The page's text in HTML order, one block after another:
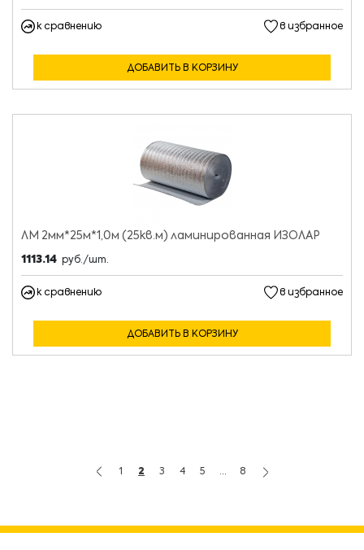
к сравнению в избранное
ДОБАВИТЬ В КОРЗИНУ
ЛМ 2мм*25м*1,0м (25кв.м) ламинированная ИЗОЛАР
1113.14 руб./шт.
к сравнению в избранное
ДОБАВИТЬ В КОРЗИНУ
1 2 3 4 5 ... 8